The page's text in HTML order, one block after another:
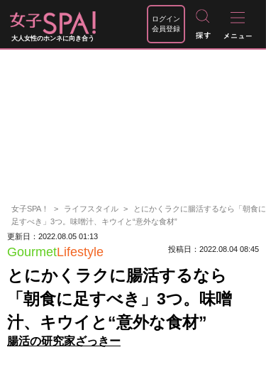
大人女性のホンネに向き合う
ログイン
会員登録
女子SPA！ ライフスタイル
とにかくラクに腸活するなら「朝食に
足すべき」3つ。味噌汁、キウイと“意外な食材”
更新日：2022.08.05 01:13
GourmetLifestyle 投稿日：2022.08.04 08:45
とにかくラクに腸活するなら
「朝食に足すべき」3つ。味噌
汁、キウイと“意外な食材”
腸活の研究家ざっきー